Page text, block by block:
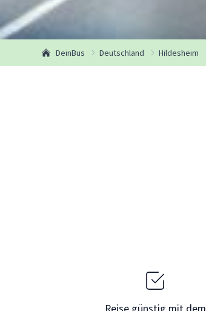
DeinBus Deutschland Hildesheim